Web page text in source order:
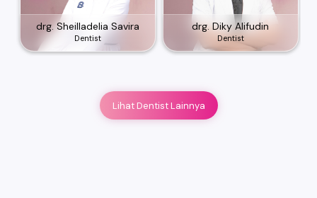
drg. Sheilladelia Savira
Dentist
drg. Diky Alifudin
Dentist
Lihat Dentist Lainnya